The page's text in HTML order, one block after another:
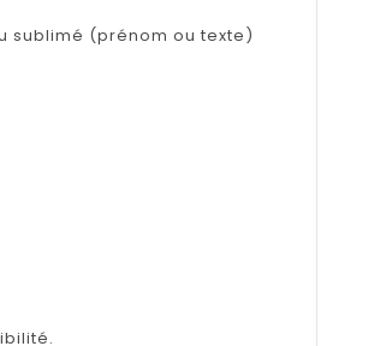
sublimé (prénom ou texte)